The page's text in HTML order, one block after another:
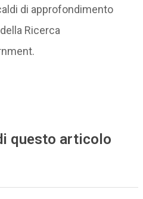
di approfondimento
Ricerca
questo articolo